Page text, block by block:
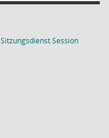
SitzungsdienstSession(Wird in